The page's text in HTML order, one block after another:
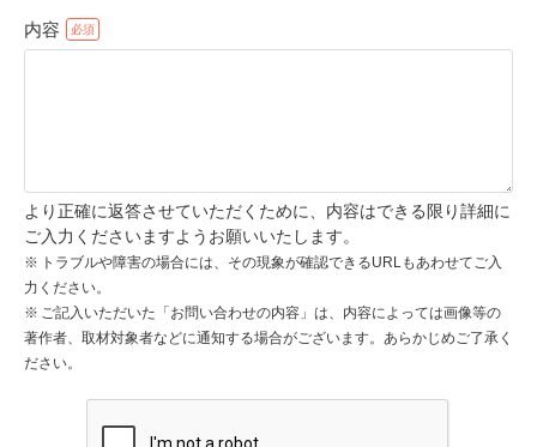
内容
より正確に返答させていただくために、内容はできる限り詳細に
ご入力くださいますようお願いいたします。
トラブルや障害の場合には、その現象が確認できるURLもあわせてご入
力ください。
ご記入いただいた「お問い合わせの内容」は、内容によっては画像等の
著作者、取材対象者などに通知する場合がございます。あらかじめご了承く
ださい。